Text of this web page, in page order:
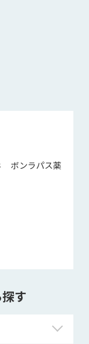
ボンラパス薬
す